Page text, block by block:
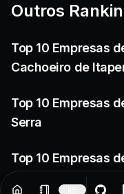
Outros
Top 10 Empresas
Cachoeiro de
Top 10 Empresas
Serra
Top 10 Empresas